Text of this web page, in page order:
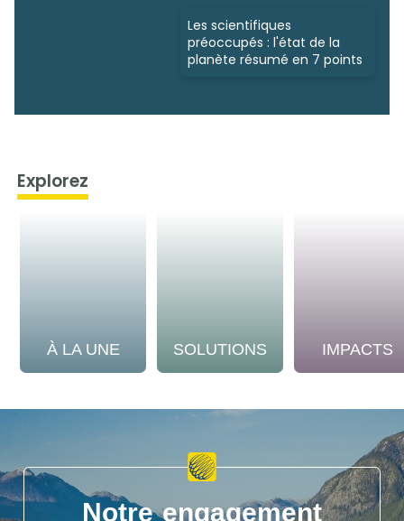
Les scientifiques
préoccupés : l'état de la
planète résumé en 7 points
Explorez
À LA UNE SOLUTIONS IMPACTS
Notre engagement